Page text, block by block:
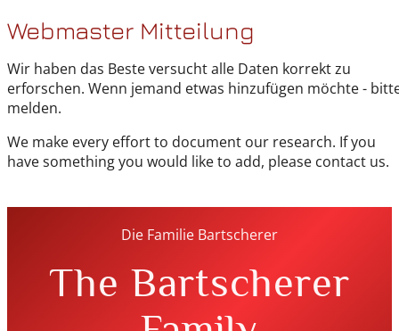
Webmaster Mitteilung
Wir haben das Beste versucht alle Daten korrekt zu
erforschen. Wenn jemand etwas hinzufügen möchte -
melden.
We make every effort to document our research. If you
have something you would like to add, please contact us.
Die Familie Bartscherer
The Bartscherer